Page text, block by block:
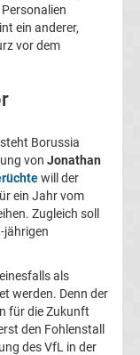
ein anderer,
vor dem
steht Borussia
von Jonathan
will der
ein Jahr vom
Zugleich soll
jährigen
als
werden. Denn der
für die Zukunft
den Fohlenstall
des VfL in der